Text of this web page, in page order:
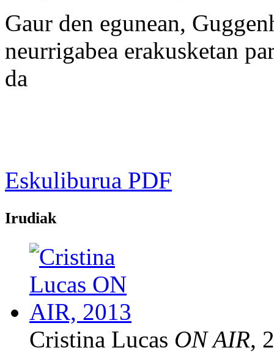
Gaur den egunean,
neurrigabea erakusketan
da
Eskuliburua PDF
Irudiak
Cristina Lucas ON AIR,